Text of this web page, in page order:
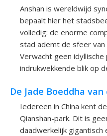
Anshan is wereldwijd
bepaalt hier het
volledig: de enorme
stad ademt de sfeer
Verwacht geen
indrukwekkende blik op
De Jade Boeddha
Iedereen in China kent
Qianshan-park. Dit is
daadwerkelijk gigantisch